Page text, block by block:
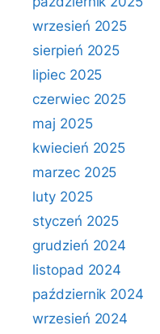
wrzesień 2025
sierpień 2025
lipiec 2025
czerwiec 2025
maj 2025
kwiecień 2025
marzec 2025
luty 2025
styczeń 2025
grudzień 2024
listopad 2024
październik 2024
wrzesień 2024